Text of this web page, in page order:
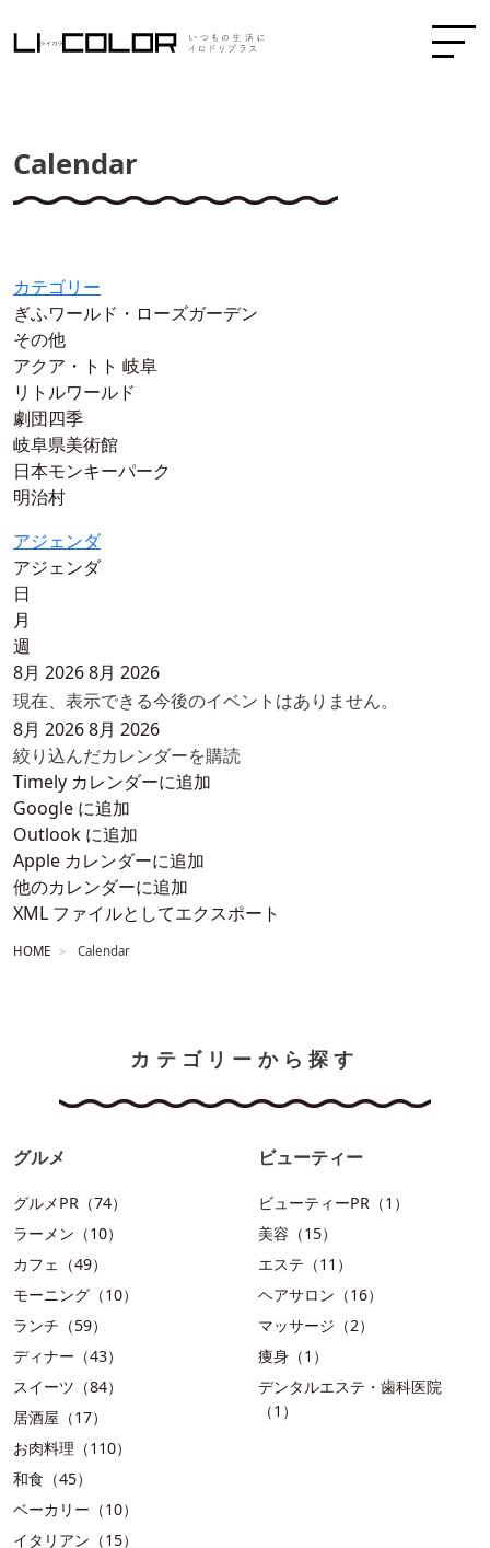
Calendar
カテゴリー
ぎふワールド・ローズガーデン
その他
アクア・トト 岐阜
リトルワールド
劇団四季
岐阜県美術館
日本モンキーパーク
明治村
アジェンダ
アジェンダ
日
月
週
8月 20268月 2026
現在、表示できる今後のイベントはありません。
8月 20268月 2026
絞り込んだカレンダーを購読
Timely カレンダーに追加
Google に追加
Outlook に追加
Apple カレンダーに追加
他のカレンダーに追加
XML ファイルとしてエクスポート
HOME Calendar
カテゴリーから探す
グルメ
グルメPR（74）
ラーメン（10）
カフェ（49）
モーニング（10）
ランチ（59）
ディナー（43）
スイーツ（84）
居酒屋（17）
お肉料理（110）
和食（45）
ベーカリー（10）
イタリアン（15）
ビューティー
ビューティーPR（1）
美容（15）
エステ（11）
ヘアサロン（16）
マッサージ（2）
痩身（1）
デンタルエステ・歯科医院
（1）